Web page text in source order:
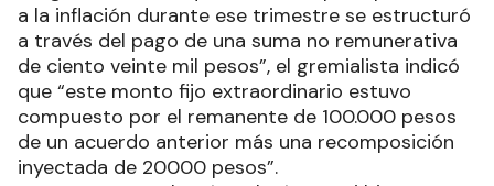
a la inflación durante ese trimestre se estructuró
a través del pago de una suma no remunerativa
de ciento veinte mil pesos”, el gremialista indicó
que “este monto fijo extraordinario estuvo
compuesto por el remanente de 100.000 pesos
de un acuerdo anterior más una recomposición
inyectada de 20000 pesos”.